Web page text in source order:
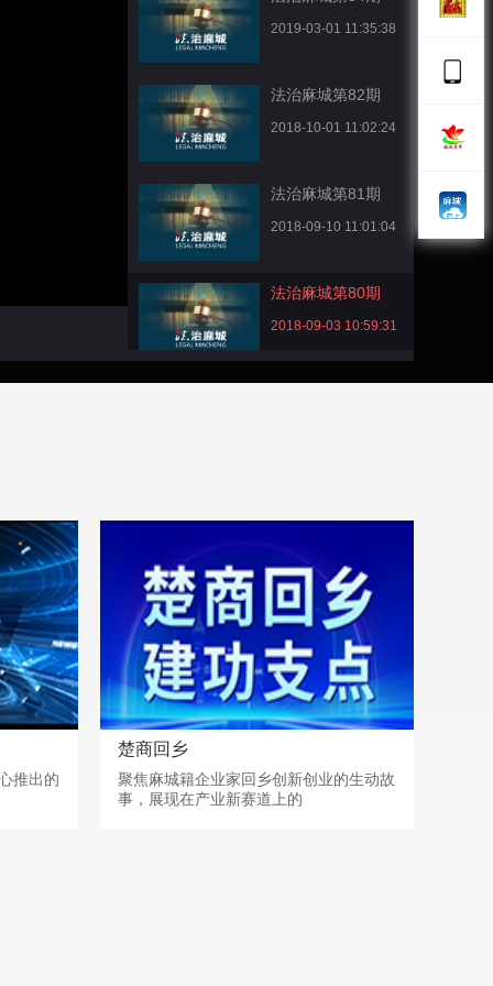
2019-03-01 11:35:38
法治麻城第82期
2018-10-01 11:02:24
法治麻城第81期
2018-09-10 11:01:04
法治麻城第80期
2018-09-03 10:59:31
推出的
楚商回乡
聚焦麻城籍企业家回乡创新创业的生动故
事，展现在产业新赛道上的